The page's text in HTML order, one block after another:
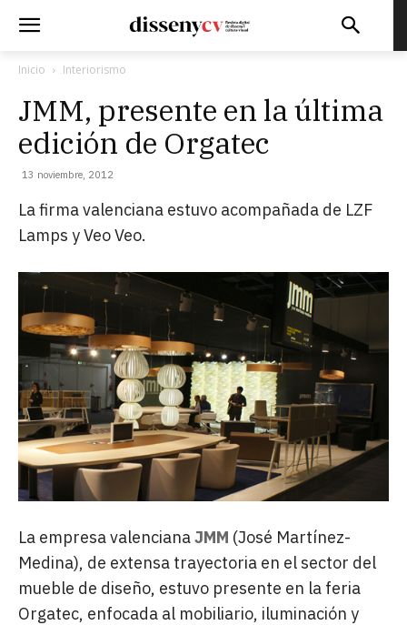
Inicio Interiorismo
JMM, presente en la última
edición de Orgatec
13 noviembre, 2012
La firma valenciana estuvo acompañada de LZF
Lamps y Veo Veo.
La empresa valencianaJMM (José Martínez-
Medina), de extensa trayectoria en el sector del
mueble de diseño, estuvo presente en la feria
Orgatec, enfocada al mobiliario, iluminación y